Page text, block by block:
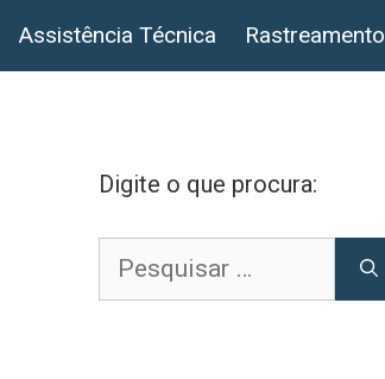
Assistência Técnica Rastreamento
Digite o que procura:
por: